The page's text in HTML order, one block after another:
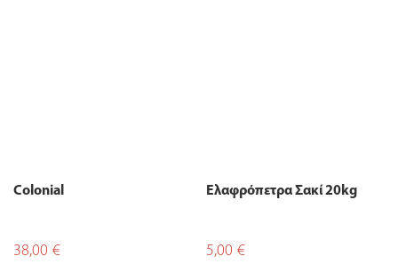
Colonial
38,00 €
Ελαφρόπετρα Σακί 20kg
5,00 €